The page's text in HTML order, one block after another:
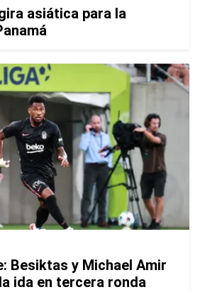
asiática para la
Besiktas y Michael Amir
ida en tercera ronda